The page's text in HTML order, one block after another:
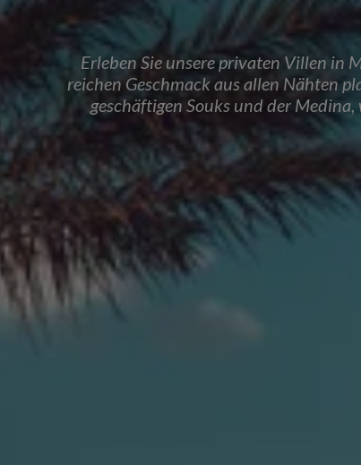
Erleben Sie unsere privaten Villen in
reichen Geschmack aus allen Nähten
geschäftigen Souks und der